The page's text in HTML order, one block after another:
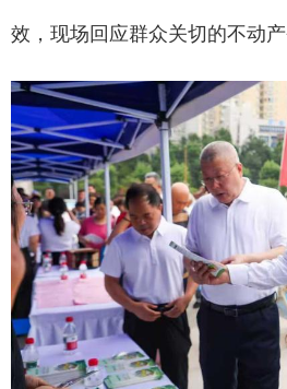
效，现场回应群众关切的不动产